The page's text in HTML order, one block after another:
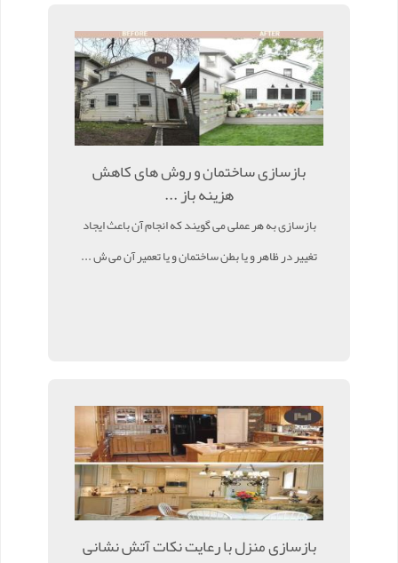
بازسازی ساختمان و روش های کاهش
هزینه باز ...
بازسازی به هر عملی می گویند که انجام آن باعث ایجاد
تغییر در ظاهر و یا بطن ساختمان و یا تعمیر آن می ش ...
بازسازی منزل با رعایت نکات آتش نشانی